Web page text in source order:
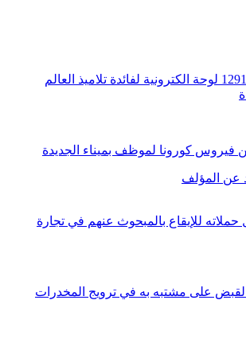
بلاغ صحفي… توزيع 1291 لوحة الكترونية لفائدة تلاميذ العالم
كورونا لموظف بميناء الجديدة
عن المؤلف
للإيقاع بالمبحوث عنهم في تجارة
على مشتبه به في ترويج المخدرات